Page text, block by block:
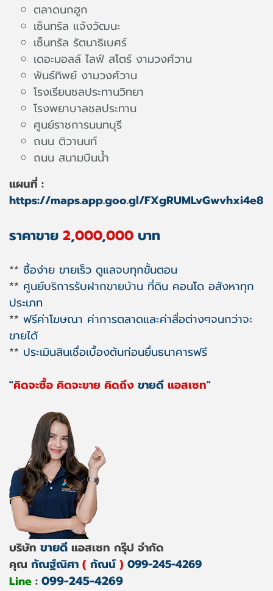
ตลาดนกฮูก
เซ็นทรัล แจ้งวัฒนะ
เซ็นทรัล รัตนาธิเบศร์
เดอะมอลล์ ไลฟ์ สโตร์ งามวงศ์วาน
พันธ์ทิพย์ งามวงศ์วาน
โรงเรียนชลประทานวิทยา
โรงพยาบาลชลประทาน
ศูนย์ราชการนนทบุรี
ถนน ติวานนท์
ถนน สนามบินน้ำ
แผนที่ :
https://maps.app.goo.gl/FXgRUMLvGwvhxi4e8
ราคาขาย 2,000,000 บาท
** ซื้อง่าย ขายเร็ว ดูแลจบทุกขั้นตอน
** ศูนย์บริการรับฝากขายบ้าน ที่ดิน คอนโด อสังหาทุก
ประเภท
** ฟรีค่าโฆษณา ค่าการตลาดและค่าสื่อต่างๆจนกว่าจะ
ขายได้
** ประเมินสินเชื่อเบื้องต้นก่อนยื่นธนาคารฟรี
"คิดจะซื้อ คิดจะขาย คิดถึง ขายดี แอสเซท"
บริษัท ขายดี แอสเซท กรุ๊ป จำกัด
คุณ กัณฐ์ณิศา ( กัณน์ ) 099-245-4269
Line : 099-245-4269